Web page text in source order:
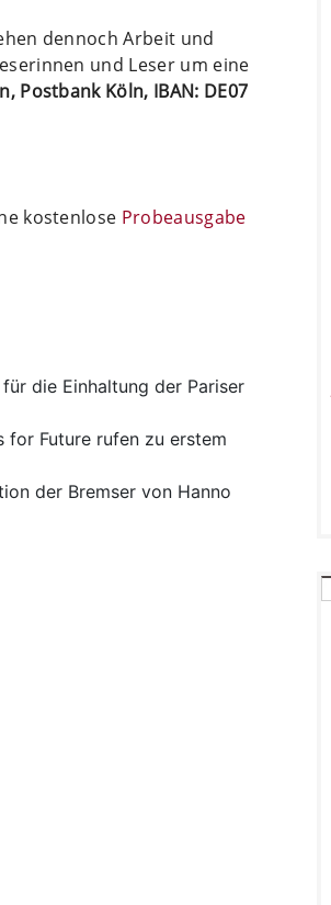
dennoch Arbeit und
und Leser um eine
Postbank Köln, IBAN: DE07
kostenlose Probeausgabe
die Einhaltung der Pariser
for Future rufen zu erstem
der Bremser von Hanno